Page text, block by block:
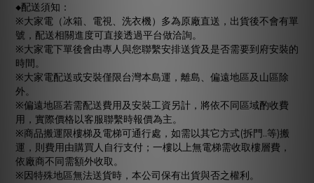
◆配送須知：
※大家電（冰箱、電視、洗衣機）多為原廠直送，出貨後不會有單
號，配送相關進度可直接透過平台做洽詢。
※大家電下單後會由專人與您聯繫安排送貨及是否需要到府安裝的
時間。
※大家電配送或安裝僅限台灣本島運，離島、偏遠地區及山區除
外。
※偏遠地區若需配送費用及安裝工資另計，將依不同區域酌收費
用，實際價格以客服聯繫時報價為主。
※商品搬運限樓梯及電梯可通行處，如需以其它方式(拆門..等)搬
運，則費用由購買人自行支付；一樓以上無電梯需收取樓層費，
依廠商不同需額外收取。
※因特殊地區無法送貨時，本公司保有出貨與否之權利。